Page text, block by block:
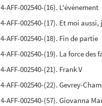
4-AFF-002540-(16). L'évènement
4-AFF-002540-(17). Et moi
4-AFF-002540-(18). Fin de partie
4-AFF-002540-(19). La force des
4-AFF-002540-(21). Frank V
4-AFF-002540-(22). Gevrey-
4-AFF-002540-(57). Giovanna